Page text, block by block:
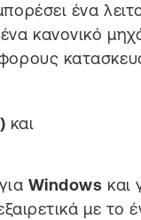
ένα
κανονικό
και
Windows και
με το